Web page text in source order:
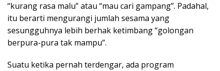
“kurang rasa malu” atau “mau cari gampang”. Padahal,
itu berarti mengurangi jumlah sesama yang
sesungguhnya lebih berhak ketimbang “golongan
berpura-pura tak mampu”.
Suatu ketika pernah terdengar, ada program